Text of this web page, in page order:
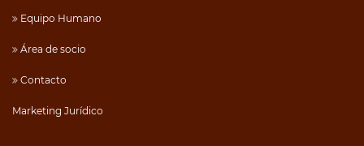
Equipo Humano
Área de socio
Contacto
Marketing Jurídico